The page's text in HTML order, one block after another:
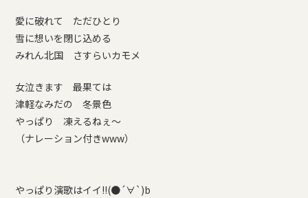
愛に破れて ただひとり
雪に想いを閉じ込める
みれん北国 さすらいカモメ
女泣きます 最果ては
津軽なみだの 冬景色
やっぱり 凍えるねぇ～
（ナレーション付きwww）
やっぱり演歌はイイ!!(●´∀`)b